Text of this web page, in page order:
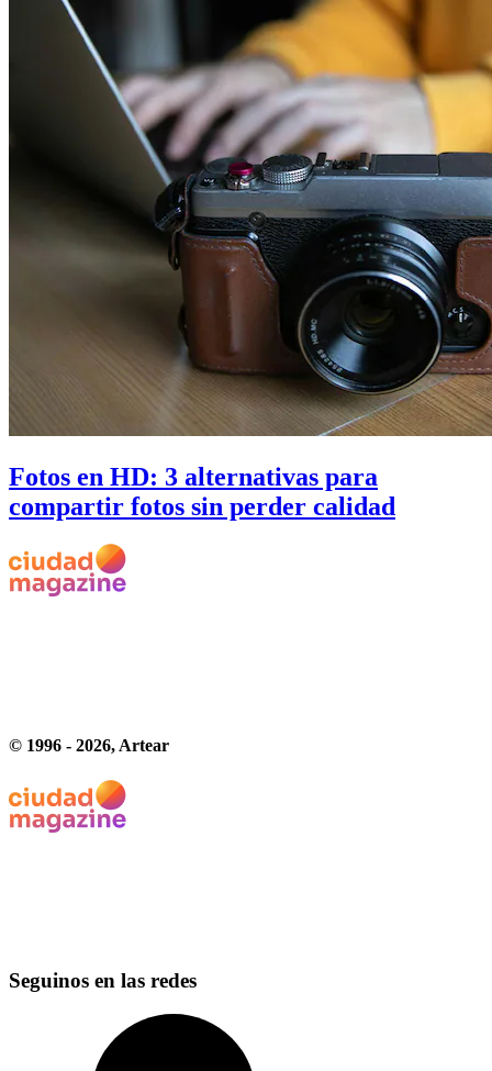
Fotos en HD: 3 alternativas para
compartir fotos sin perder calidad
© 1996 - 2026, Artear
Seguinos en las redes